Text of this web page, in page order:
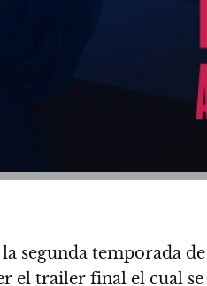
segunda temporada
el trailer final el cual